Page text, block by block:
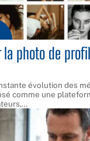
la photo de
évolution des
comme une
…